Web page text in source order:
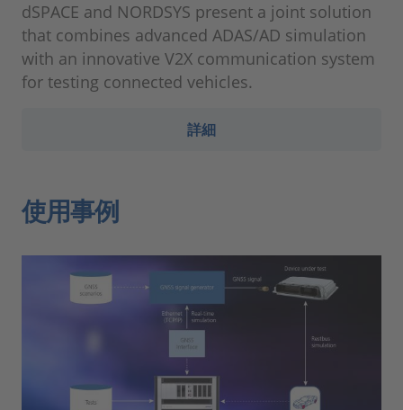
dSPACE and NORDSYS present a joint solution
that combines advanced ADAS/AD simulation
with an innovative V2X communication system
for testing connected vehicles.
詳細
使用事例